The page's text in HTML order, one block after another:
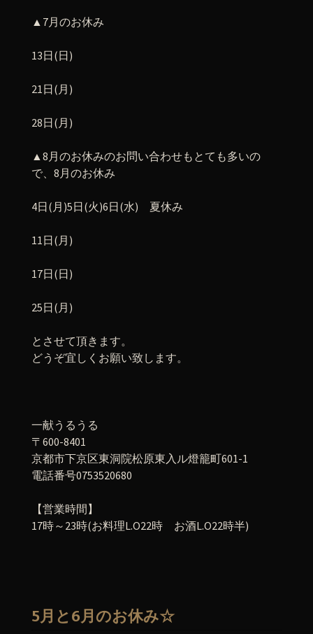
▲7月のお休み
13日(日)
21日(月)
28日(月)
▲8月のお休みのお問い合わせもとても多いの
で、8月のお休み
4日(月)5日(火)6日(水) 夏休み
11日(月)
17日(日)
25日(月)
とさせて頂きます。
どうぞ宜しくお願い致します。
一献うるうる
〒600-8401
京都市下京区東洞院松原東入ル燈籠町601-1
電話番号0753520680
【営業時間】
17時～23時(お料理L.O22時 お酒L.O22時半)
5月と6月のお休み☆